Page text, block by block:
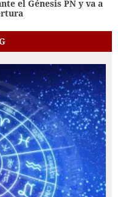
el Génesis PN y va a